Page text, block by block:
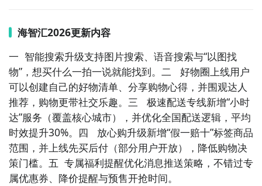
海智汇2026更新内容
一  智能搜索升级支持图片搜索、语音搜索与“以图找
物”，想买什么一拍一说就能找到。二   好物圈上线用户
可以创建自己的好物清单、分享购物心得，并围观达人
推荐，购物更带社交乐趣。三   极速配送专线新增“小时
达”服务（覆盖核心城市），并优化全国配送逻辑，平均
时效提升30%。四   放心购升级新增“假一赔十”标签商品
范围，并上线先买后付（部分用户开放），降低购物决
策门槛。五  专属福利提醒优化消息推送策略，不错过专
属优惠券、降价提醒与预售开抢时间。